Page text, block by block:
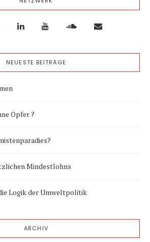
NEUESTE BEITRÄGE
Opfer ?
Mindestlohns
Logik der Umweltpolitik
ARCHIV